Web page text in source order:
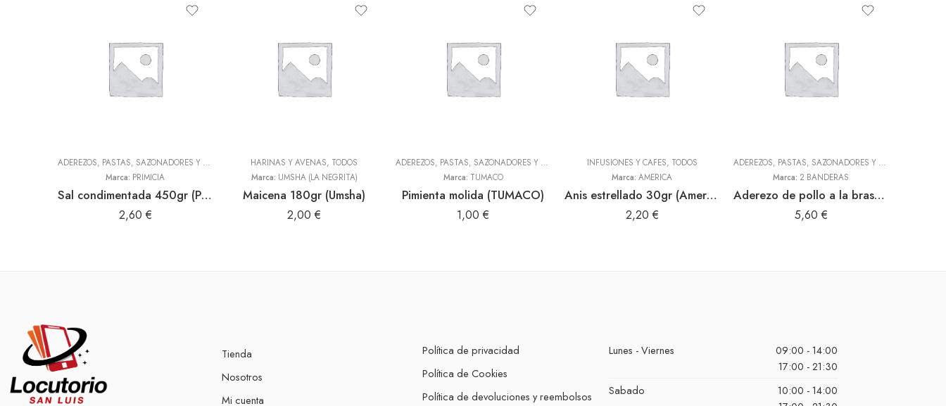
ADEREZOS, PASTAS, SAZONADORES Y CONDIMENTOS ,TODOS
Marca: PRIMICIA
Sal condimentada 450gr (Primicia)
2,60 €
HARINAS Y AVENAS, TODOS
Marca: UMSHA (LA NEGRITA)
Maicena 180gr (Umsha)
2,00 €
ADEREZOS, PASTAS, SAZONADORES Y CONDIMENTOS ,TODOS
Marca: TUMACO
Pimienta molida (TUMACO)
1,00 €
INFUSIONES Y CAFES, TODOS
Marca: AMERICA
Anis estrellado 30gr (America)
2,20 €
ADEREZOS, PASTAS, SAZONADORES Y CONDIMENTOS
Marca: 2 BANDERAS
Aderezo de pollo a la brasa 300gr (2 Banderas)
5,60 €
Tienda
Nosotros
Mi cuenta
Política de privacidad
Política de Cookies
Política de devoluciones y reembolsos
Lunes - Viernes
09:00 - 14:00
17:00 - 21:30
Sabado
10:00 - 14:00